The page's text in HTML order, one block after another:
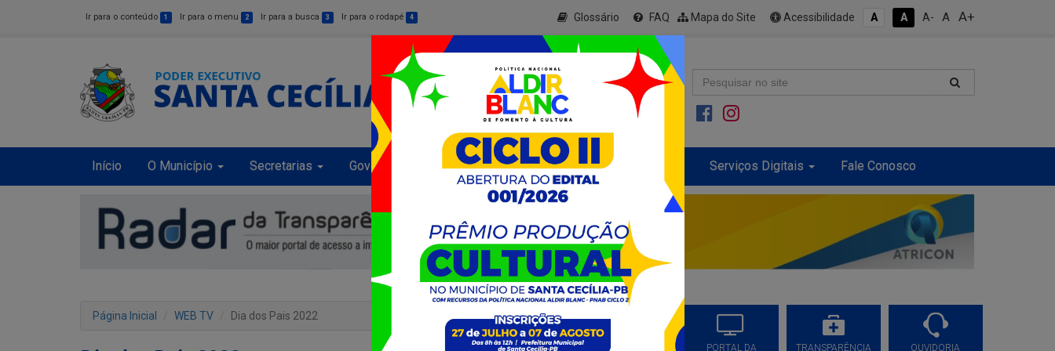
Ir para o conteúdo 1 Ir para o menu 2 Ir para a busca 3 Ir para o rodapé 4 Glossário FAQ Mapa do Site Acessibilidade A A A- A A+
Início O Município Secretarias Governo Municipal Informe-se + Transparência Serviços Digitais Fale Conosco
Página Inicial WEB TV Dia dos Pais 2022
PORTAL DA TRANSPARÊNCIA OUVIDORIA